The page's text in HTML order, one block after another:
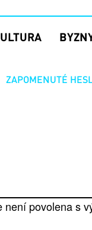
ZAPOMENUTÉ
povolena s